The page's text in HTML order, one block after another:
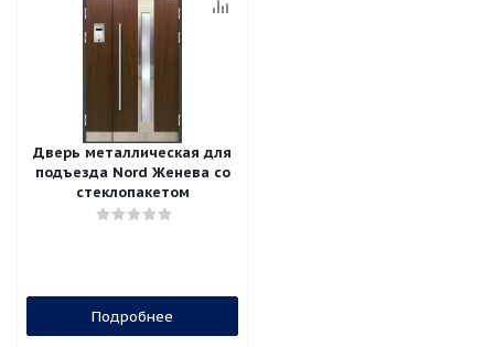
Дверь металлическая для
подъезда Nord Женева со
стеклопакетом
Подробнее